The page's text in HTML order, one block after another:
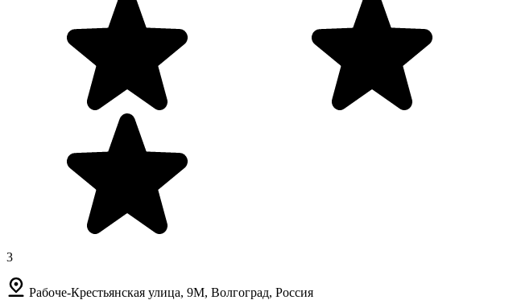
3
Рабоче-Крестьянская улица, 9М, Волгоград, Россия